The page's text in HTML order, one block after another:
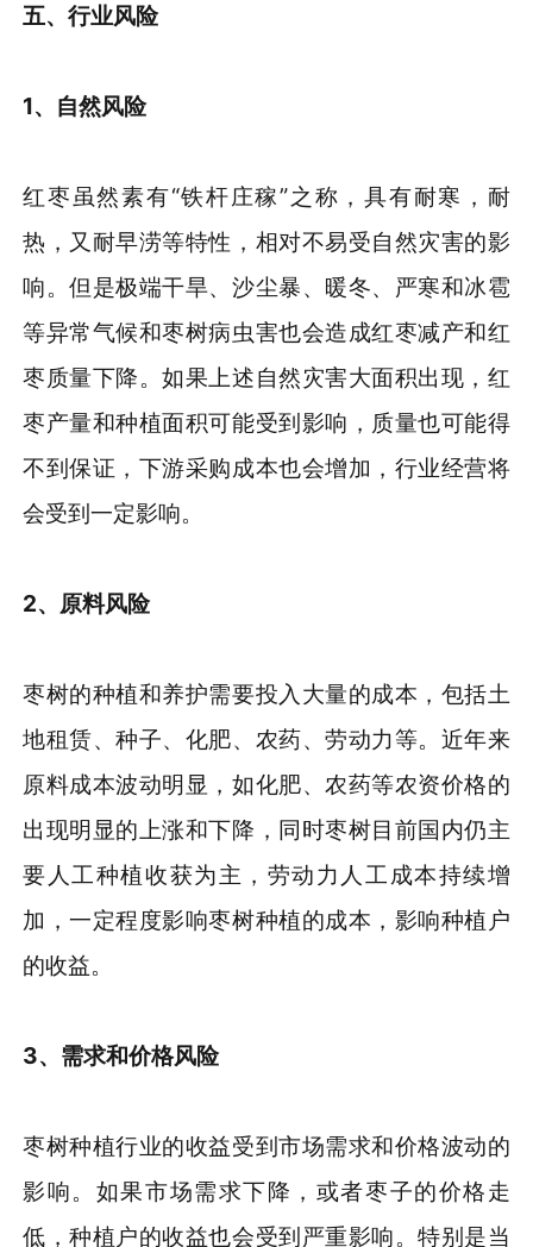
五、行业风险
1、 自然风险
红枣虽然素有“铁杆庄稼”之称，具有耐寒，耐
热，又耐早涝等特性，相对不易受自然灾害的影
响。但是极端干旱、沙尘暴、暖冬、严寒和冰雹
等异常气候和枣树病虫害也会造成红枣减产和红
枣质量下降。如果上述自然灾害大面积出现，红
枣产量和种植面积可能受到影响，质量也可能得
不到保证，下游采购成本也会增加，行业经营将
会受到一定影响。
2、 原料风险
枣树的种植和养护需要投入大量的成本，包括土
地租赁、种子、化肥、农药、劳动力等。近年来
原料成本波动明显，如化肥、农药等农资价格的
出现明显的上涨和下降，同时枣树目前国内仍主
要人工种植收获为主，劳动力人工成本持续增
加，一定程度影响枣树种植的成本，影响种植户
的收益。
3、 需求和价格风险
枣树种植行业的收益受到市场需求和价格波动的
影响。如果市场需求下降，或者枣子的价格走
低，种植户的收益也会受到严重影响。特别是当